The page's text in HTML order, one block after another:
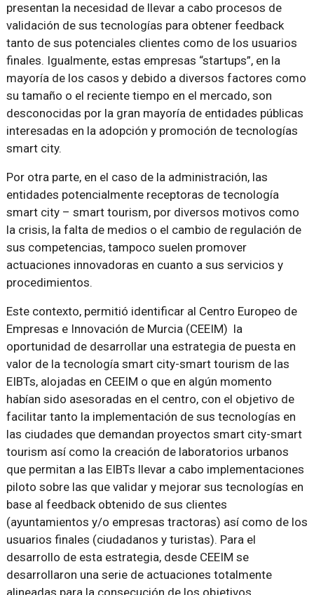
presentan la necesidad de llevar a cabo procesos de
validación de sus tecnologías para obtener feedback
tanto de sus potenciales clientes como de los usuarios
finales. Igualmente, estas empresas “startups”, en la
mayoría de los casos y debido a diversos factores como
su tamaño o el reciente tiempo en el mercado, son
desconocidas por la gran mayoría de entidades públicas
interesadas en la adopción y promoción de tecnologías
smart city.
Por otra parte, en el caso de la administración, las
entidades potencialmente receptoras de tecnología
smart city – smart tourism, por diversos motivos como
la crisis, la falta de medios o el cambio de regulación de
sus competencias, tampoco suelen promover
actuaciones innovadoras en cuanto a sus servicios y
procedimientos.
Este contexto, permitió identificar al Centro Europeo de
Empresas e Innovación de Murcia (CEEIM) la
oportunidad de desarrollar una estrategia de puesta en
valor de la tecnología smart city-smart tourism de las
EIBTs, alojadas en CEEIM o que en algún momento
habían sido asesoradas en el centro, con el objetivo de
facilitar tanto la implementación de sus tecnologías en
las ciudades que demandan proyectos smart city-smart
tourism así como la creación de laboratorios urbanos
que permitan a las EIBTs llevar a cabo implementaciones
piloto sobre las que validar y mejorar sus tecnologías en
base al feedback obtenido de sus clientes
(ayuntamientos y/o empresas tractoras) así como de los
usuarios finales (ciudadanos y turistas). Para el
desarrollo de esta estrategia, desde CEEIM se
desarrollaron una serie de actuaciones totalmente
alineadas para la consecución de los objetivos